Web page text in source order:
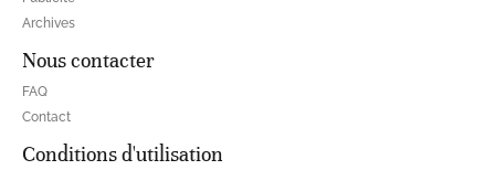
Archives
Nous contacter
FAQ
Contact
Conditions d'utilisation